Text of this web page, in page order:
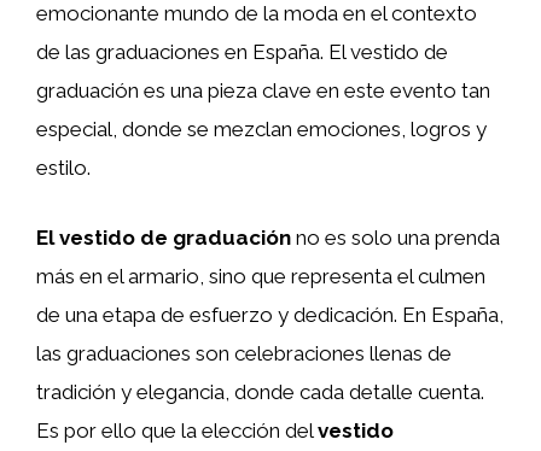
emocionante mundo de la moda en el contexto
de las graduaciones en España. El vestido de
graduación es una pieza clave en este evento tan
especial, donde se mezclan emociones, logros y
estilo.
El vestido de graduación no es solo una prenda
más en el armario, sino que representa el culmen
de una etapa de esfuerzo y dedicación. En España,
las graduaciones son celebraciones llenas de
tradición y elegancia, donde cada detalle cuenta.
Es por ello que la elección delvestido